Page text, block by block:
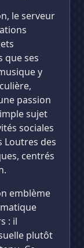
le serveur
que ses
y
passion
sujet
sociales
Loutres des
centrés
emblème
: il
plutôt